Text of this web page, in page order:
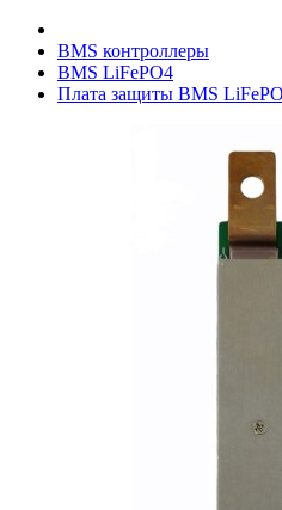
BMS контроллеры
BMS LiFePO4
Плата защиты BMS